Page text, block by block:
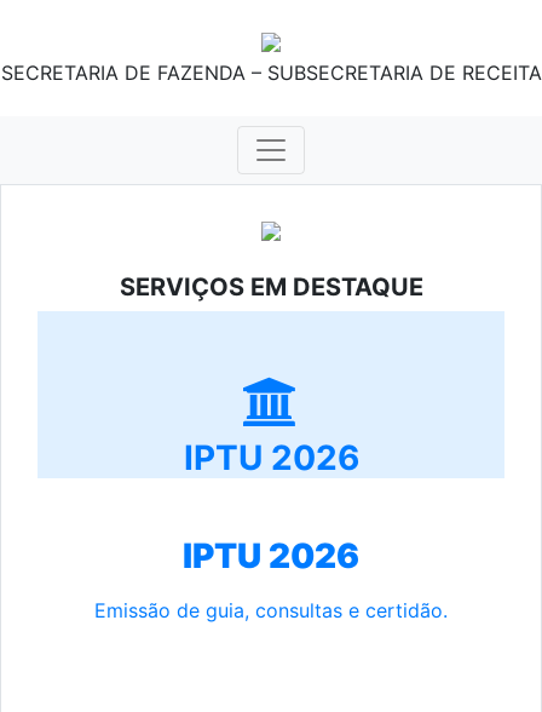
SECRETARIA DE FAZENDA – SUBSECRETARIA DE RECEITA
SERVIÇOS EM DESTAQUE
IPTU 2026
IPTU 2026
Emissão de guia, consultas e certidão.